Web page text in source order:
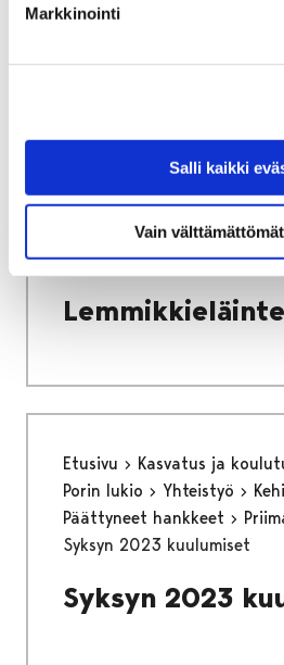
Markkinointi
Salli kaikki
Vain
Asuminen ja
Lemmikkieläinten hautaus
Etusivu Kasvatus ja
Porin lukio
Yhteistyö
Päättyneet hankkeet
Syksyn 2023 kuulumiset
Syksyn 2023